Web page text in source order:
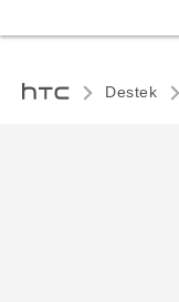
Destek